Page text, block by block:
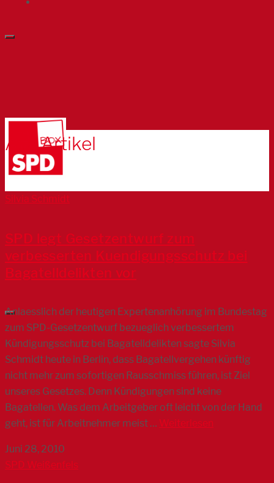
Alle Artikel
Silvia Schmidt
SPD legt Gesetzentwurf zum
verbesserten Kuendigungsschutz bei
Bagatelldelikten vor
Anlaesslich der heutigen Expertenanhörung im Bundestag
zum SPD-Gesetzentwurf bezueglich verbessertem
Kündigungsschutz bei Bagatelldelikten sagte Silvia
Schmidt heute in Berlin, dass Bagatellvergehen künftig
nicht mehr zum sofortigen Rausschmiss führen, ist Ziel
unseres Gesetzes. Denn Kündigungen sind keine
Bagatellen. Was dem Arbeitgeber oft leicht von der Hand
geht, ist für Arbeitnehmer meist … Weiterlesen
Juni 28, 2010
SPD Weißenfels